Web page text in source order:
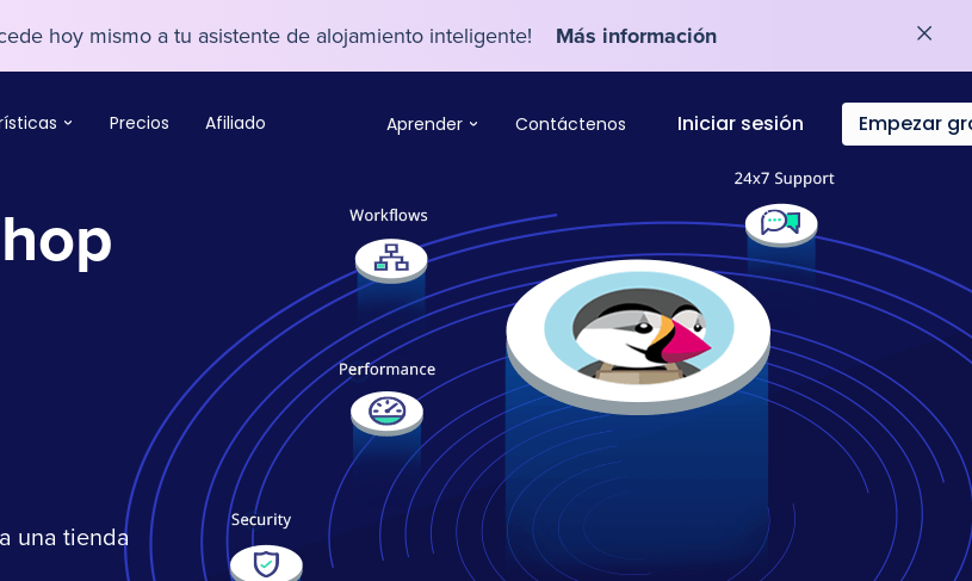
hoy mismo a tu asistente de alojamiento inteligente! Más información
Precios Afiliado Aprender Contáctenos Iniciar sesión Empezar
una tienda